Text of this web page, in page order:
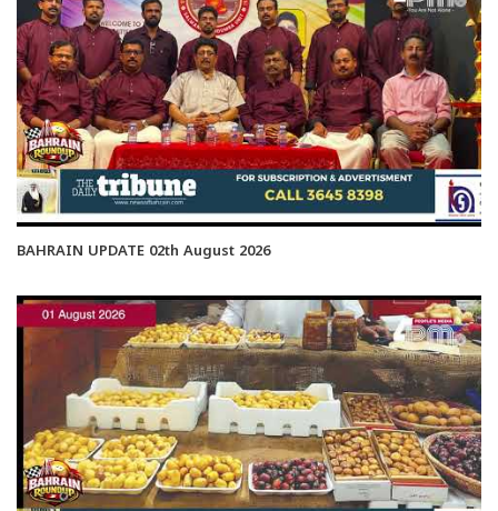
BAHRAIN UPDATE 02th August 2026